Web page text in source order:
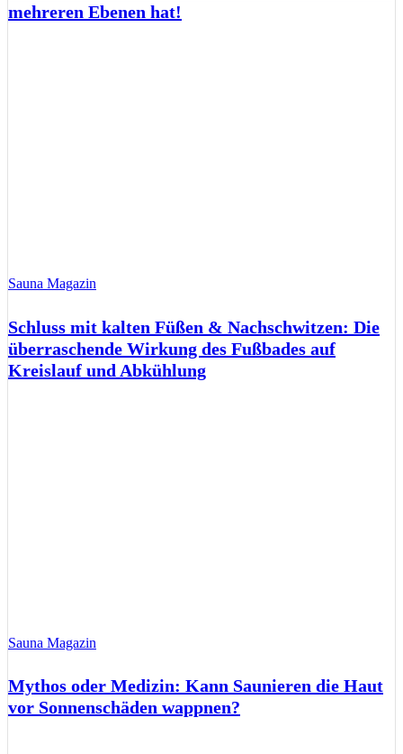
mehreren Ebenen hat!
Sauna Magazin
Schluss mit kalten Füßen & Nachschwitzen: Die
überraschende Wirkung des Fußbades auf
Kreislauf und Abkühlung
Sauna Magazin
Mythos oder Medizin: Kann Saunieren die Haut
vor Sonnenschäden wappnen?